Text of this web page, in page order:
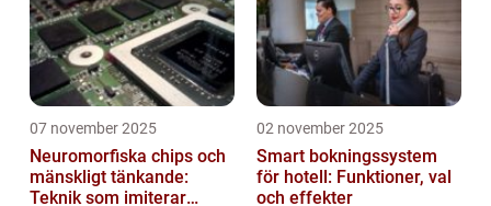
07 november 2025
Neuromorfiska chips och
mänskligt tänkande:
Teknik som imiterar
02 november 2025
Smart bokningssystem
för hotell: Funktioner, val
och effekter